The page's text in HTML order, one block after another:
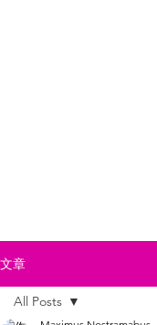
文章
All Posts